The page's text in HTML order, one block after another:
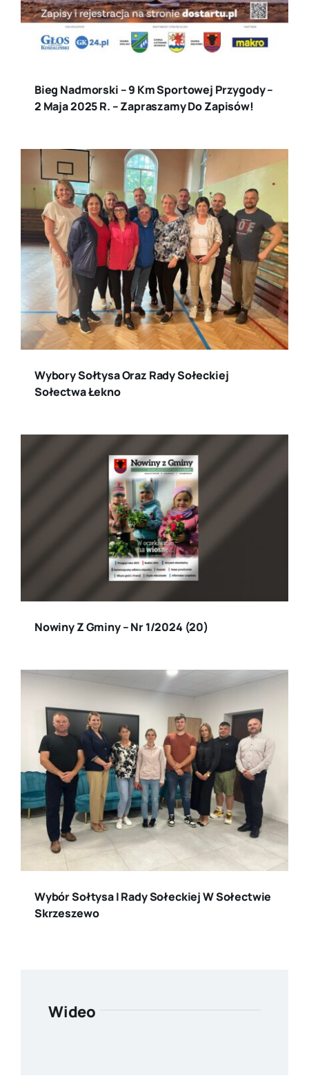
Bieg Nadmorski – 9 Km Sportowej Przygody –
2 Maja 2025 R. – Zapraszamy Do Zapisów!
Wybory Sołtysa Oraz Rady Sołeckiej
Sołectwa Łekno
Nowiny Z Gminy – Nr 1/2024 (20)
Wybór Sołtysa I Rady Sołeckiej W Sołectwie
Skrzeszewo
Wideo